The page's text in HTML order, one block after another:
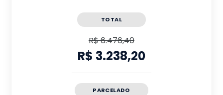
TOTAL
R$ 6.476,40
R$ 3.238,20
PARCELADO